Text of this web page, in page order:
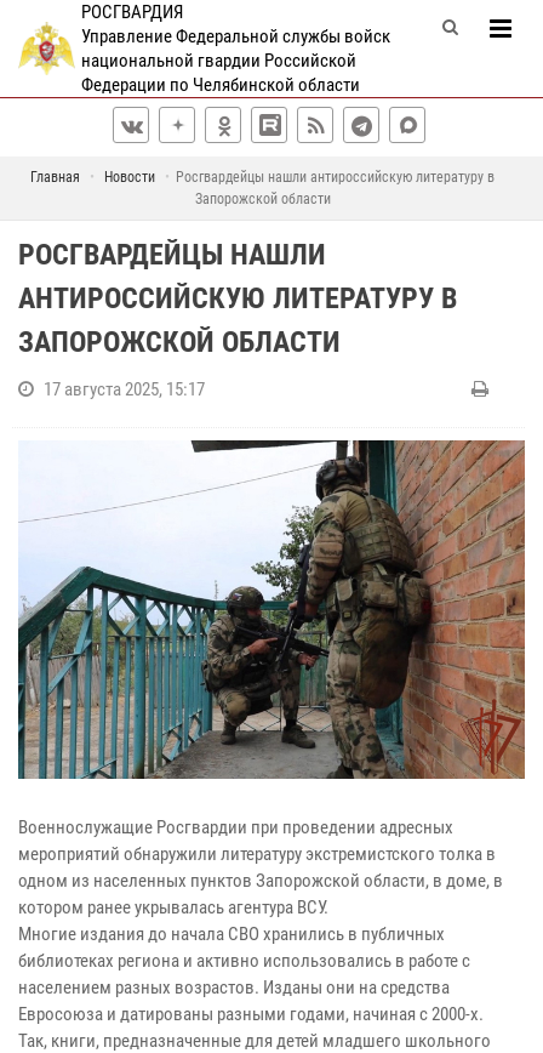
РОСГВАРДИЯ
Управление Федеральной службы войск
национальной гвардии Российской
Федерации по Челябинской области
Главная Новости
Росгвардейцы нашли антироссийскую литературу в
Запорожской области
РОСГВАРДЕЙЦЫ НАШЛИ
АНТИРОССИЙСКУЮ ЛИТЕРАТУРУ В
ЗАПОРОЖСКОЙ ОБЛАСТИ
17 августа 2025, 15:17
Военнослужащие Росгвардии при проведении адресных
мероприятий обнаружили литературу экстремистского толка в
одном из населенных пунктов Запорожской области, в доме, в
котором ранее укрывалась агентура ВСУ.
Многие издания до начала СВО хранились в публичных
библиотеках региона и активно использовались в работе с
населением разных возрастов. Изданы они на средства
Евросоюза и датированы разными годами, начиная с 2000-х.
Так, книги, предназначенные для детей младшего школьного